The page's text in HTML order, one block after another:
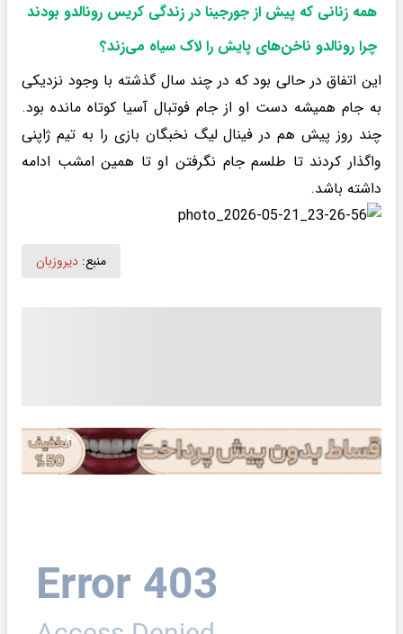
همه زنانی که پیش از جورجینا در زندگی کریس رونالدو بودند
چرا رونالدو ناخن‌های پایش را لاک سیاه می‌زند؟
این اتفاق در حالی بود که در چند سال گذشته با وجود نزدیکی
به جام همیشه دست او از جام فوتبال آسیا کوتاه مانده بود.
چند روز پیش هم در فینال لیگ نخبگان بازی را به تیم ژاپنی
واگذار کردند تا طلسم جام نگرفتن او تا همین امشب ادامه
داشته باشد.
منبع: دیروزبان